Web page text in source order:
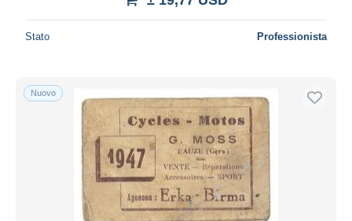
Stato Professionista
Nuovo